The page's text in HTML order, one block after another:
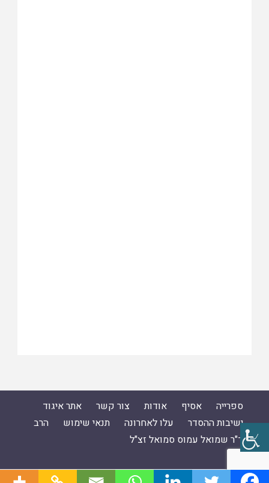
ספרייה אסיף אודות צור קשר
אתר איגוד
ישיבות ההסדר
עלו לאחרונה תנאי שימוש
הרב
ד"ר שמואל עמוס סמואל זצ"ל